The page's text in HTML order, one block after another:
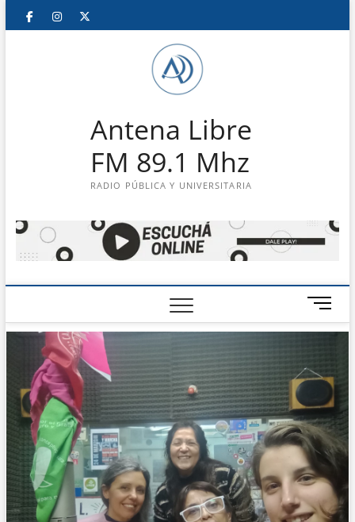
Saltar
FacebookInstagram
Antena Libre
FM 89.1 Mhz
RADIO PÚBLICA Y UNIVERSITARIA
B
o
n
e
m
e
ú